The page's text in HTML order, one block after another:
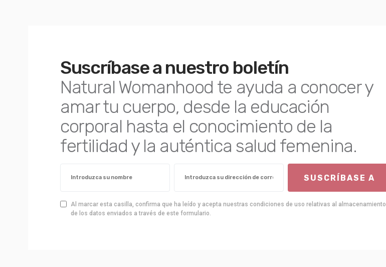
Suscríbase a nuestro boletín
Natural Womanhood te ayuda a conocer y
amar tu cuerpo, desde la educación
corporal hasta el conocimiento de la
fertilidad y la auténtica salud femenina.
SUSCRÍBASE A
Al marcar esta casilla, confirma que ha leído y acepta nuestras condiciones de uso relativas al almacenamiento
de los datos enviados a través de este formulario.